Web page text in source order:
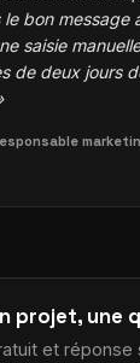
le bon message
saisie
de deux jours
projet, une
et